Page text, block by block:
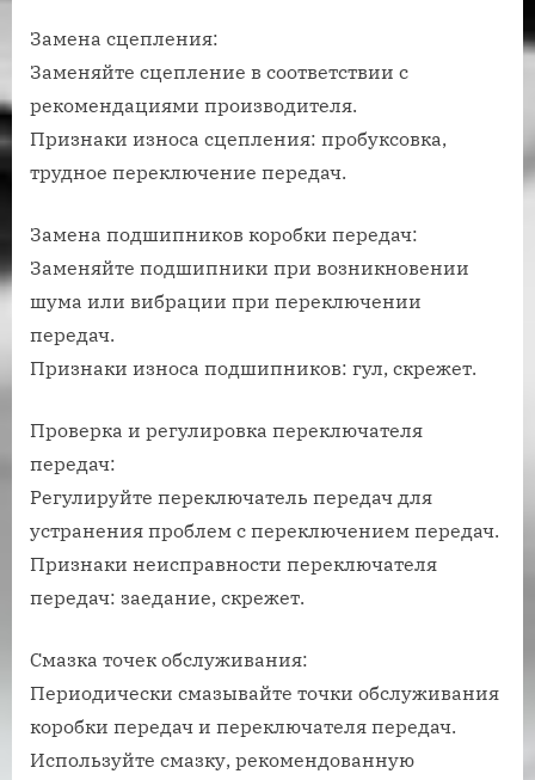
Замена сцепления:
Заменяйте сцепление в соответствии с
рекомендациями производителя.
Признаки износа сцепления: пробуксовка,
трудное переключение передач.
Замена подшипников коробки передач:
Заменяйте подшипники при возникновении
шума или вибрации при переключении
передач.
Признаки износа подшипников: гул, скрежет.
Проверка и регулировка переключателя
передач:
Регулируйте переключатель передач для
устранения проблем с переключением передач.
Признаки неисправности переключателя
передач: заедание, скрежет.
Смазка точек обслуживания:
Периодически смазывайте точки обслуживания
коробки передач и переключателя передач.
Используйте смазку, рекомендованную